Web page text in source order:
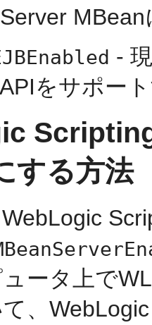
-
をサポー
する方法
ータ上で
、